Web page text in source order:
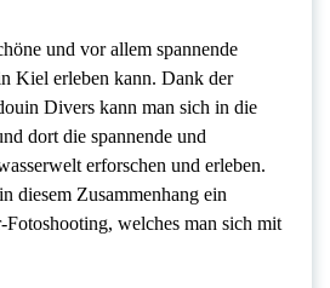
und vor allem spannende
Kiel erleben kann. Dank der
Divers kann man sich in die
dort die spannende und
erforschen und erleben.
diesem Zusammenhang ein
Fotoshooting, welches man sich mit